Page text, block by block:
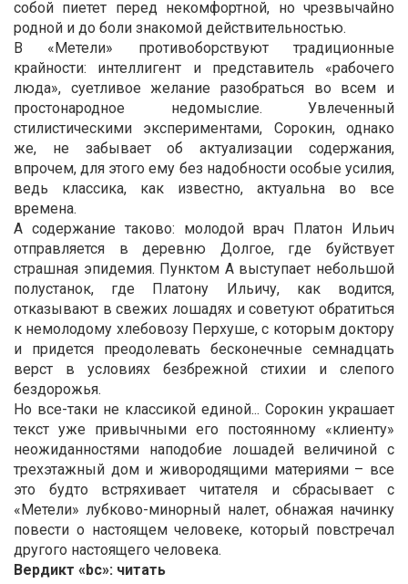
собой пиетет перед некомфортной, но чрезвычайно
родной и до боли знакомой действительностью.
В «Метели» противоборствуют традиционные
крайности: интеллигент и представитель «рабочего
люда», суетливое желание разобраться во всем и
простонародное недомыслие. Увлеченный
стилистическими экспериментами, Сорокин, однако
же, не забывает об актуализации содержания,
впрочем, для этого ему без надобности особые усилия,
ведь классика, как известно, актуальна во все
времена.
А содержание таково: молодой врач Платон Ильич
отправляется в деревню Долгое, где буйствует
страшная эпидемия. Пунктом А выступает небольшой
полустанок, где Платону Ильичу, как водится,
отказывают в свежих лошадях и советуют обратиться
к немолодому хлебовозу Перхуше, с которым доктору
и придется преодолевать бесконечные семнадцать
верст в условиях безбрежной стихии и слепого
бездорожья.
Но все-таки не классикой единой... Сорокин украшает
текст уже привычными его постоянному «клиенту»
неожиданностями наподобие лошадей величиной с
трехэтажный дом и живородящими материями – все
это будто встряхивает читателя и сбрасывает с
«Метели» лубково-минорный налет, обнажая начинку
повести о настоящем человеке, который повстречал
другого настоящего человека.
Вердикт «bc»: читать